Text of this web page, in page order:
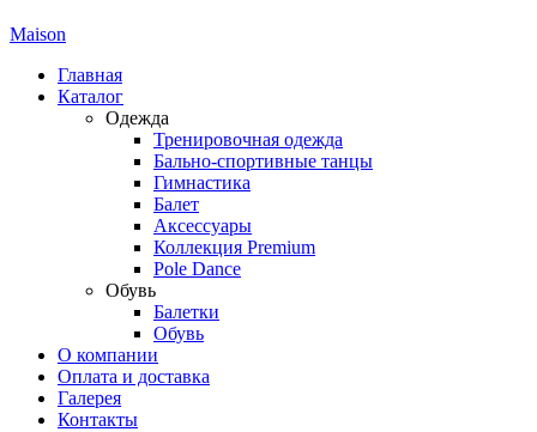
Maison
Главная
Каталог
Одежда
Тренировочная одежда
Бально-спортивные танцы
Гимнастика
Балет
Аксессуары
Коллекция Premium
Pole Dance
Обувь
Балетки
Обувь
О компании
Оплата и доставка
Галерея
Контакты